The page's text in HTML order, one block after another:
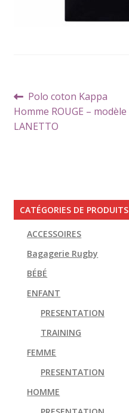
Navigation
de
l’article
Article
précédent :
Polo coton Kappa
Homme ROUGE – modèle
LANETTO
CATÉGORIES DE PRODUITS
ACCESSOIRES
Bagagerie Rugby
BÉBÉ
ENFANT
PRESENTATION
TRAINING
FEMME
PRESENTATION
HOMME